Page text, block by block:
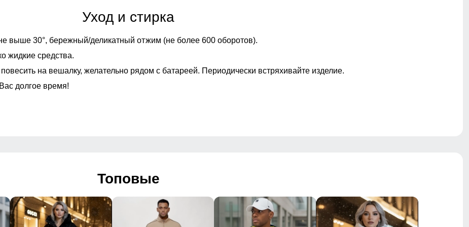
Тип посадки
Вырез горловины
Дизайн и стиль
Повседневный, Домашний
Упаковка и размеры
Уход и стирка
выше 30°, бережный/деликатный отжим (не более 600 оборотов).
жидкие средства.
на вешалку, желательно рядом с батареей. Периодически встряхивайте изделие.
долгое время!
Топовые